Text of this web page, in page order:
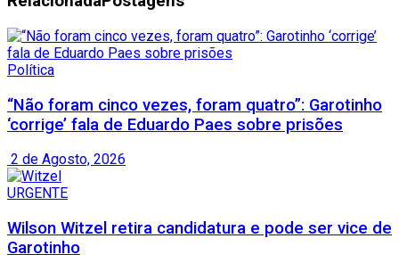
Política
“Não foram cinco vezes, foram quatro”: Garotinho
‘corrige’ fala de Eduardo Paes sobre prisões
2 de Agosto, 2026
URGENTE
Wilson Witzel retira candidatura e pode ser vice de
Garotinho